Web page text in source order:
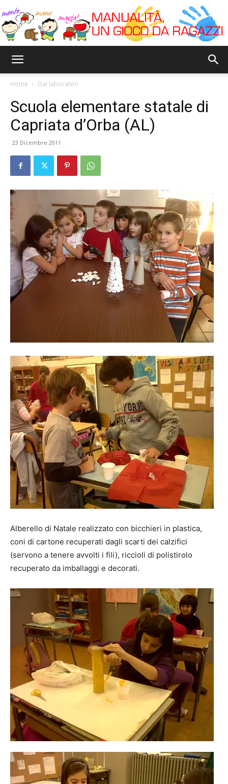
Home Dai laboratori
Scuola elementare statale di
Capriata d’Orba (AL)
23 Dicembre 2011
Alberello di Natale realizzato con bicchieri in plastica,
coni di cartone recuperati dagli scarti dei calzifici
(servono a tenere avvolti i fili), riccioli di polistirolo
recuperato da imballaggi e decorati.